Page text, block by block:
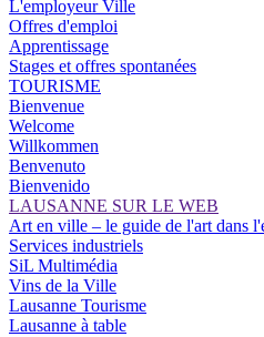
L'employeur Ville
Offres d'emploi
Apprentissage
Stages et offres spontanées
TOURISME
Bienvenue
Welcome
Willkommen
Benvenuto
Bienvenido
LAUSANNE SUR LE WEB
Art en ville – le guide de l'art dans
Services industriels
SiL Multimédia
Vins de la Ville
Lausanne Tourisme
Lausanne à table